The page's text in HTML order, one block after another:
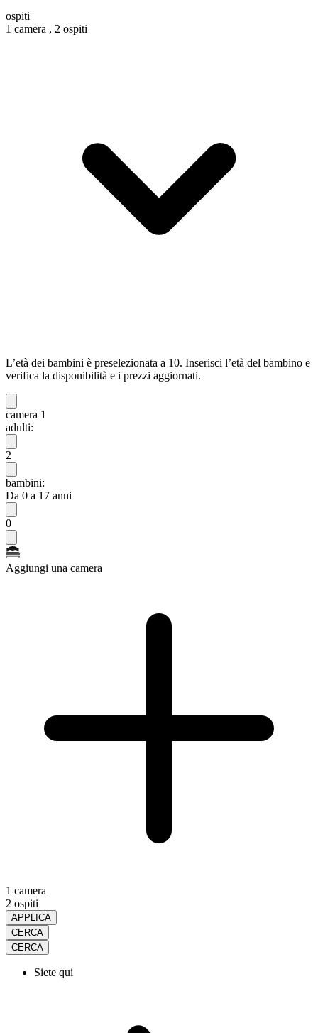
ospiti
1 camera , 2 ospiti
L’età dei bambini è preselezionata a 10. Inserisci l’età del bambino e
verifica la disponibilità e i prezzi aggiornati.
camera 1
adulti:
2
bambini:
Da 0 a 17 anni
0
Aggiungi una camera
1 camera
2 ospiti
APPLICA
CERCA
CERCA
Siete qui